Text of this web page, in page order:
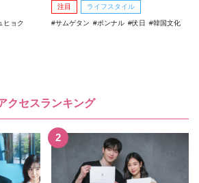
ヒョク
注目 ライフスタイル
サムゲタン ポンナル 伏日 韓国文化
クセスランキング